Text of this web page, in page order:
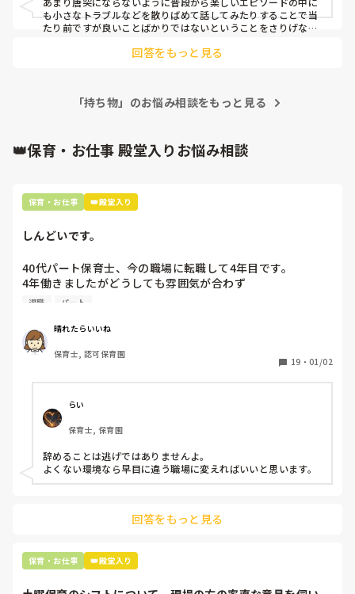
も小さなトラブルなどを散りばめて話してみたりすることで当
たり前ですが良いことばかりではないということをさりげなく
した。
回答をもっと見る
「持ち物」のお悩み相談をもっと見る
👑保育・お仕事 殿堂入りお悩み相談
保育・お仕事 👑殿堂入り
しんどいです。
40代パート保育士、今の職場に転職して4年目です。
4年働きましたがどうしても雰囲気が合わず
退職しようと思っています。
周りの職員は、勤続10年以上から何十年という先生がほとん
どです。
保護者子どもの愚痴悪口が多く、
今で言う不適切保育も
仕方ないよね
もう何も言わずに
子どもの言いなりになればいいんだね
などいう意見で…
上の先生に相談することは難しそうです。
最後の職場にしようと思っていましたが
辞めることは逃げ、と、過去辞めた人も何年も言われ続けて
います
退職 パート
晴れたらいいね
保育士, 認可保育園
19 ・ 01/02
らい
保育士, 保育園
辞めることは逃げではありませんよ。
よくない環境なら早目に違う職場に変えればいいと思います。
回答をもっと見る
保育・お仕事 👑殿堂入り